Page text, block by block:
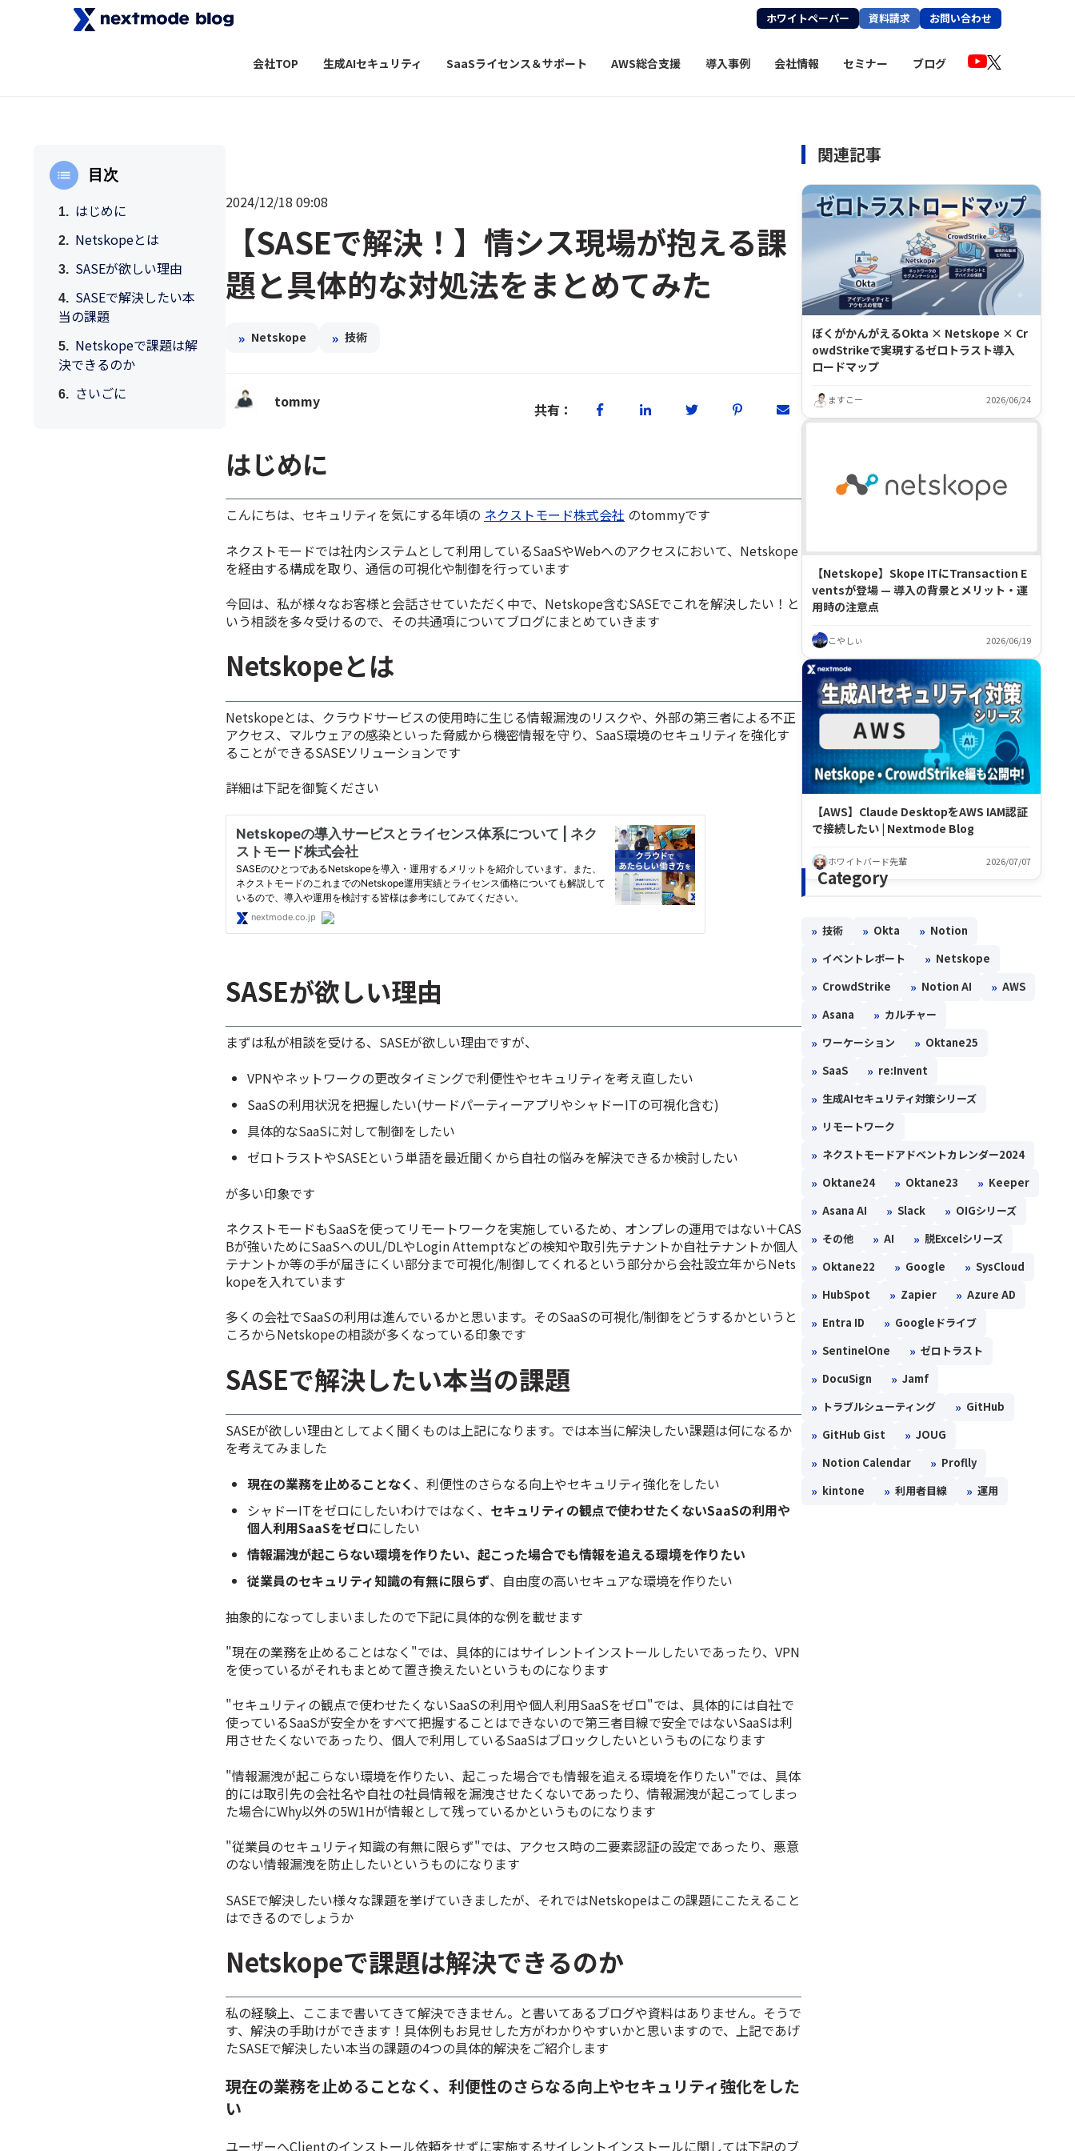
ホワイトペーパー 資料請求 お問い合わせ
会社TOP 生成AIセキュリティ SaaSライセンス＆サポート AWS総合支援 導入事例 会社情報 セミナー ブログ
目次
はじめに
Netskopeとは
SASEが欲しい理由
SASEで解決したい本
当の課題
Netskopeで課題は解
決できるのか
さいごに
2024/12/18 09:08
【SASEで解決！】情シス現場が抱える課
題と具体的な対処法をまとめてみた
» Netskope » 技術
tommy 共有：
はじめに
こんにちは、セキュリティを気にする年頃の ネクストモード株式会社 のtommyです
ネクストモードでは社内システムとして利用しているSaaSやWebへのアクセスにおいて、Netskope
を経由する構成を取り、通信の可視化や制御を行っています
今回は、私が様々なお客様と会話させていただく中で、Netskope含むSASEでこれを解決したい！と
いう相談を多々受けるので、その共通項についてブログにまとめていきます
Netskopeとは
Netskopeとは、クラウドサービスの使用時に生じる情報漏洩のリスクや、外部の第三者による不正
アクセス、マルウェアの感染といった脅威から機密情報を守り、SaaS環境のセキュリティを強化す
ることができるSASEソリューションです
詳細は下記を御覧ください
SASEが欲しい理由
まずは私が相談を受ける、SASEが欲しい理由ですが、
VPNやネットワークの更改タイミングで利便性やセキュリティを考え直したい
SaaSの利用状況を把握したい(サードパーティーアプリやシャドーITの可視化含む)
具体的なSaaSに対して制御をしたい
ゼロトラストやSASEという単語を最近聞くから自社の悩みを解決できるか検討したい
が多い印象です
ネクストモードもSaaSを使ってリモートワークを実施しているため、オンプレの運用ではない＋CAS
Bが強いためにSaaSへのUL/DLやLogin Attemptなどの検知や取引先テナントか自社テナントか個人
テナントか等の手が届きにくい部分まで可視化/制御してくれるという部分から会社設立年からNets
kopeを入れています
多くの会社でSaaSの利用は進んでいるかと思います。そのSaaSの可視化/制御をどうするかというと
ころからNetskopeの相談が多くなっている印象です
SASEで解決したい本当の課題
SASEが欲しい理由としてよく聞くものは上記になります。では本当に解決したい課題は何になるか
を考えてみました
現在の業務を止めることなく 、利便性のさらなる向上やセキュリティ強化をしたい
シャドーITをゼロにしたいわけではなく、 セキュリティの観点で使わせたくないSaaSの利用や
個人利用SaaSをゼロにしたい
情報漏洩が起こらない環境を作りたい、起こった場合でも情報を追える環境を作りたい
従業員のセキュリティ知識の有無に限らず、自由度の高いセキュアな環境を作りたい
抽象的になってしまいましたので下記に具体的な例を載せます
"現在の業務を止めることはなく"では、具体的にはサイレントインストールしたいであったり、VPN
を使っているがそれもまとめて置き換えたいというものになります
"セキュリティの観点で使わせたくないSaaSの利用や個人利用SaaSをゼロ"では、具体的には自社で
使っているSaaSが安全かをすべて把握することはできないので第三者目線で安全ではないSaaSは利
用させたくないであったり、個人で利用しているSaaSはブロックしたいというものになります
"情報漏洩が起こらない環境を作りたい、起こった場合でも情報を追える環境を作りたい"では、具体
的には取引先の会社名や自社の社員情報を漏洩させたくないであったり、情報漏洩が起こってしまっ
た場合にWhy以外の5W1Hが情報として残っているかというものになります
"従業員のセキュリティ知識の有無に限らず"では、アクセス時の二要素認証の設定であったり、悪意
のない情報漏洩を防止したいというものになります
SASEで解決したい様々な課題を挙げていきましたが、それではNetskopeはこの課題にこたえること
はできるのでしょうか
Netskopeで課題は解決できるのか
私の経験上、ここまで書いてきて解決できません。と書いてあるブログや資料はありません。そうで
す、解決の手助けができます！具体例もお見せした方がわかりやすいかと思いますので、上記であげ
たSASEで解決したい本当の課題の4つの具体的解決をご紹介します
現在の業務を止めることなく、利便性のさらなる向上やセキュリティ強化をした
い
ユーザーへClientのインストール依頼をせずに実施するサイレントインストールに関しては下記のブ
関連記事
ぼくがかんがえるOkta × Netskope × Cr
owdStrikeで実現するゼロトラスト導入
ロードマップ
ますこー 2026/06/24
【Netskope】Skope ITにTransaction E
ventsが登場 — 導入の背景とメリット・運
用時の注意点
こやしぃ 2026/06/19
【AWS】Claude DesktopをAWS IAM認証
で接続したい | Nextmode Blog
ホワイトバード先輩 2026/07/07
Category
» 技術 » Okta » Notion
» イベントレポート » Netskope
» CrowdStrike » Notion AI » AWS
» Asana » カルチャー
» ワーケーション » Oktane25
» SaaS » re:Invent
» 生成AIセキュリティ対策シリーズ
» リモートワーク
» ネクストモードアドベントカレンダー2024
» Oktane24 » Oktane23 » Keeper
» Asana AI » Slack » OIGシリーズ
» その他 » AI » 脱Excelシリーズ
» Oktane22 » Google » SysCloud
» HubSpot » Zapier » Azure AD
» Entra ID » Googleドライブ
» SentinelOne » ゼロトラスト
» DocuSign » Jamf
» トラブルシューティング » GitHub
» GitHub Gist » JOUG
» Notion Calendar » Proflly
» kintone » 利用者目線 » 運用